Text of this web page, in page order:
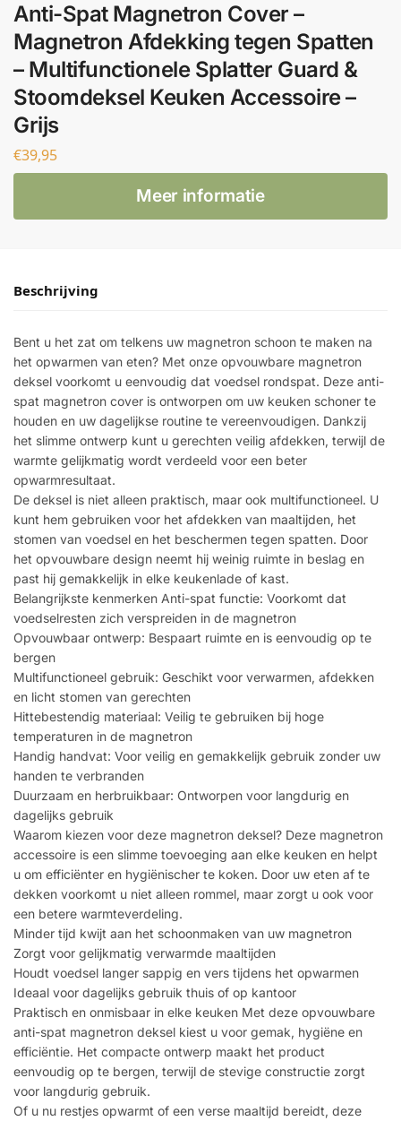
Anti-Spat Magnetron Cover –
Magnetron Afdekking tegen Spatten
– Multifunctionele Splatter Guard &
Stoomdeksel Keuken Accessoire –
Grijs
€39,95
Meer informatie
Beschrijving
Bent u het zat om telkens uw magnetron schoon te maken na
het opwarmen van eten? Met onze opvouwbare magnetron
deksel voorkomt u eenvoudig dat voedsel rondspat. Deze anti-
spat magnetron cover is ontworpen om uw keuken schoner te
houden en uw dagelijkse routine te vereenvoudigen. Dankzij
het slimme ontwerp kunt u gerechten veilig afdekken, terwijl de
warmte gelijkmatig wordt verdeeld voor een beter
opwarmresultaat.
De deksel is niet alleen praktisch, maar ook multifunctioneel. U
kunt hem gebruiken voor het afdekken van maaltijden, het
stomen van voedsel en het beschermen tegen spatten. Door
het opvouwbare design neemt hij weinig ruimte in beslag en
past hij gemakkelijk in elke keukenlade of kast.
Belangrijkste kenmerken Anti-spat functie: Voorkomt dat
voedselresten zich verspreiden in de magnetron
Opvouwbaar ontwerp: Bespaart ruimte en is eenvoudig op te
bergen
Multifunctioneel gebruik: Geschikt voor verwarmen, afdekken
en licht stomen van gerechten
Hittebestendig materiaal: Veilig te gebruiken bij hoge
temperaturen in de magnetron
Handig handvat: Voor veilig en gemakkelijk gebruik zonder uw
handen te verbranden
Duurzaam en herbruikbaar: Ontworpen voor langdurig en
dagelijks gebruik
Waarom kiezen voor deze magnetron deksel? Deze magnetron
accessoire is een slimme toevoeging aan elke keuken en helpt
u om efficiënter en hygiënischer te koken. Door uw eten af te
dekken voorkomt u niet alleen rommel, maar zorgt u ook voor
een betere warmteverdeling.
Minder tijd kwijt aan het schoonmaken van uw magnetron
Zorgt voor gelijkmatig verwarmde maaltijden
Houdt voedsel langer sappig en vers tijdens het opwarmen
Ideaal voor dagelijks gebruik thuis of op kantoor
Praktisch en onmisbaar in elke keuken Met deze opvouwbare
anti-spat magnetron deksel kiest u voor gemak, hygiëne en
efficiëntie. Het compacte ontwerp maakt het product
eenvoudig op te bergen, terwijl de stevige constructie zorgt
voor langdurig gebruik.
Of u nu restjes opwarmt of een verse maaltijd bereidt, deze